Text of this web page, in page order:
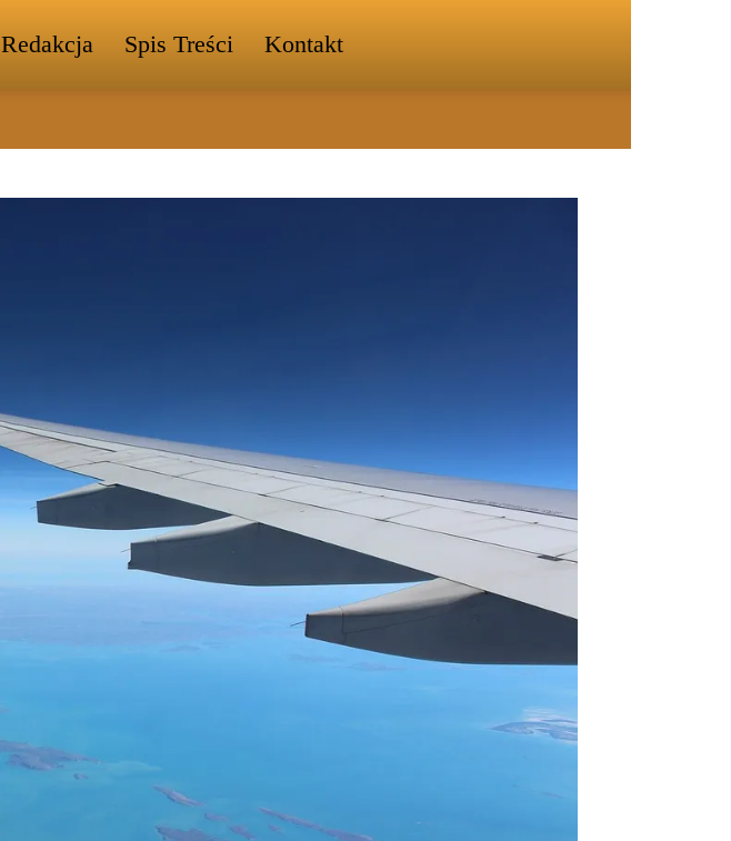
Redakcja Spis Treści Kontakt